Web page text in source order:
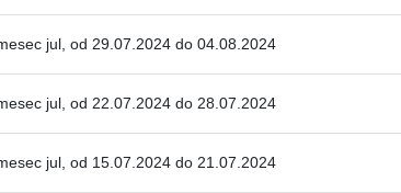
jul, od 29.07.2024 do 04.08.2024
jul, od 22.07.2024 do 28.07.2024
jul, od 15.07.2024 do 21.07.2024